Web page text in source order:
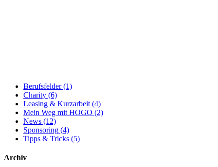
Berufsfelder (1)
Charity (6)
Leasing & Kurzarbeit (4)
Mein Weg mit HOGO (2)
News (12)
Sponsoring (4)
Tipps & Tricks (5)
Archiv